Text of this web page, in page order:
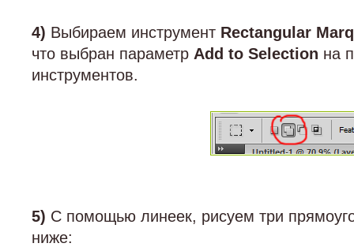
4) Выбираем инструмент Rectangular
что выбран параметр Add to Selection на
инструментов.
5) С помощью линеек, рисуем три
ниже: